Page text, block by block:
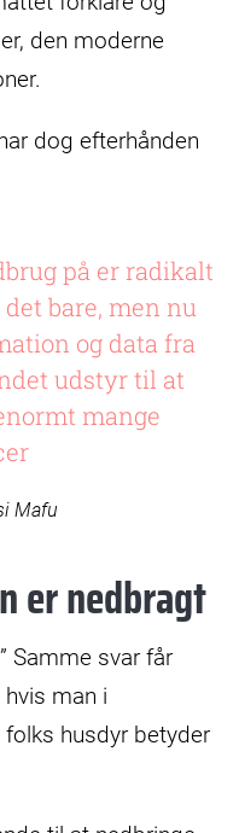
den moderne
dog efterhånden
på er radikalt
bare, men nu
og data fra
udstyr til at
mange
Mafu
er nedbragt
Samme svar får
man i
husdyr betyder